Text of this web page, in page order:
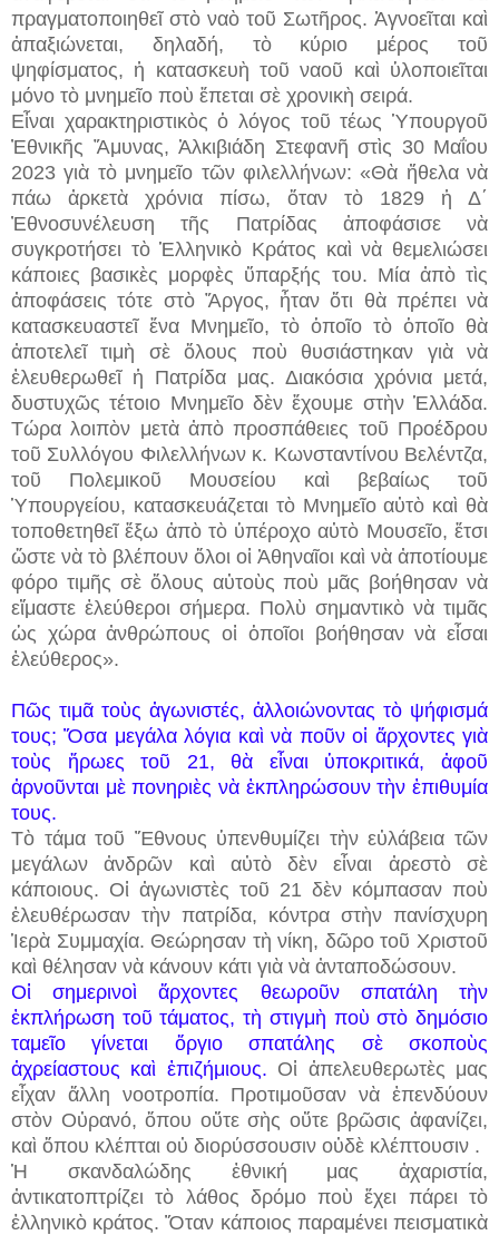
πραγματοποιηθεῖ στὸ ναὸ τοῦ Σωτῆρος. Ἀγνοεῖται καὶ
ἀπαξιώνεται, δηλαδή, τὸ κύριο μέρος τοῦ
ψηφίσματος, ἡ κατασκευὴ τοῦ ναοῦ καὶ ὑλοποιεῖται
μόνο τὸ μνημεῖο ποὺ ἕπεται σὲ χρονικὴ σειρά.
Εἶναι χαρακτηριστικὸς ὁ λόγος τοῦ τέως Ὑπουργοῦ
Ἐθνικῆς Ἄμυνας, Ἀλκιβιάδη Στεφανῆ στὶς 30 Μαΐου
2023 γιὰ τὸ μνημεῖο τῶν φιλελλήνων: «Θὰ ἤθελα νὰ
πάω ἀρκετὰ χρόνια πίσω, ὅταν τὸ 1829 ἡ Δ΄
Ἐθνοσυνέλευση τῆς Πατρίδας ἀποφάσισε νὰ
συγκροτήσει τὸ Ἑλληνικὸ Κράτος καὶ νὰ θεμελιώσει
κάποιες βασικὲς μορφὲς ὕπαρξής του. Μία ἀπὸ τὶς
ἀποφάσεις τότε στὸ Ἄργος, ἦταν ὅτι θὰ πρέπει νὰ
κατασκευαστεῖ ἕνα Μνημεῖο, τὸ ὁποῖο τὸ ὁποῖο θὰ
ἀποτελεῖ τιμὴ σὲ ὅλους ποὺ θυσιάστηκαν γιὰ νὰ
ἐλευθερωθεῖ ἡ Πατρίδα μας. Διακόσια χρόνια μετά,
δυστυχῶς τέτοιο Μνημεῖο δὲν ἔχουμε στὴν Ἑλλάδα.
Τώρα λοιπὸν μετὰ ἀπὸ προσπάθειες τοῦ Προέδρου
τοῦ Συλλόγου Φιλελλήνων κ. Κωνσταντίνου Βελέντζα,
τοῦ Πολεμικοῦ Μουσείου καὶ βεβαίως τοῦ
Ὑπουργείου, κατασκευάζεται τὸ Μνημεῖο αὐτὸ καὶ θὰ
τοποθετηθεῖ ἔξω ἀπὸ τὸ ὑπέροχο αὐτὸ Μουσεῖο, ἔτσι
ὥστε νὰ τὸ βλέπουν ὅλοι οἱ Ἀθηναῖοι καὶ νὰ ἀποτίουμε
φόρο τιμῆς σὲ ὅλους αὐτοὺς ποὺ μᾶς βοήθησαν νὰ
εἴμαστε ἐλεύθεροι σήμερα. Πολὺ σημαντικὸ νὰ τιμᾶς
ὡς χώρα ἀνθρώπους οἱ ὁποῖοι βοήθησαν νὰ εἶσαι
ἐλεύθερος».
Πῶς τιμᾶ τοὺς ἀγωνιστές, ἀλλοιώνοντας τὸ ψήφισμά
τους; Ὅσα μεγάλα λόγια καὶ νὰ ποῦν οἱ ἄρχοντες γιὰ
τοὺς ἥρωες τοῦ 21, θὰ εἶναι ὑποκριτικά, ἀφοῦ
ἀρνοῦνται μὲ πονηριὲς νὰ ἐκπληρώσουν τὴν ἐπιθυμία
τους.
Τὸ τάμα τοῦ Ἔθνους ὑπενθυμίζει τὴν εὐλάβεια τῶν
μεγάλων ἀνδρῶν καὶ αὐτὸ δὲν εἶναι ἀρεστὸ σὲ
κάποιους. Οἱ ἀγωνιστὲς τοῦ 21 δὲν κόμπασαν ποὺ
ἐλευθέρωσαν τὴν πατρίδα, κόντρα στὴν πανίσχυρη
Ἱερὰ Συμμαχία. Θεώρησαν τὴ νίκη, δῶρο τοῦ Χριστοῦ
καὶ θέλησαν νὰ κάνουν κάτι γιὰ νὰ ἀνταποδώσουν.
Οἱ σημερινοὶ ἄρχοντες θεωροῦν σπατάλη τὴν
ἐκπλήρωση τοῦ τάματος, τὴ στιγμὴ ποὺ στὸ δημόσιο
ταμεῖο γίνεται ὄργιο σπατάλης σὲ σκοποὺς
ἀχρείαστους καὶ ἐπιζήμιους. Οἱ ἀπελευθερωτὲς μας
εἶχαν ἄλλη νοοτροπία. Προτιμοῦσαν νὰ ἐπενδύουν
στὸν Οὐρανό, ὅπου οὔτε σὴς οὔτε βρῶσις ἀφανίζει,
καὶ ὅπου κλέπται οὐ διορύσσουσιν οὐδὲ κλέπτουσιν .
Ἡ σκανδαλώδης ἐθνική μας ἀχαριστία,
ἀντικατοπτρίζει τὸ λάθος δρόμο ποὺ ἔχει πάρει τὸ
ἑλληνικὸ κράτος. Ὅταν κάποιος παραμένει πεισματικὰ